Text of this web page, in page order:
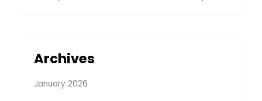
Archives
January 2026